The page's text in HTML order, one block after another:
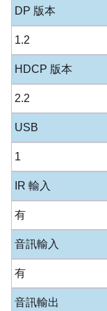
DP 版本
1.2
HDCP 版本
2.2
USB
1
IR 輸入
有
音訊輸入
有
音訊輸出